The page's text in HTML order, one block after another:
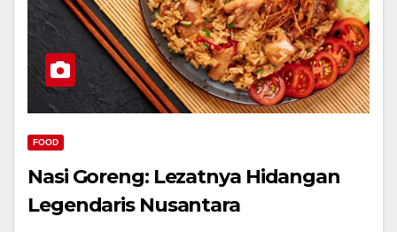
FOOD
Nasi Goreng: Lezatnya Hidangan
Legendaris Nusantara